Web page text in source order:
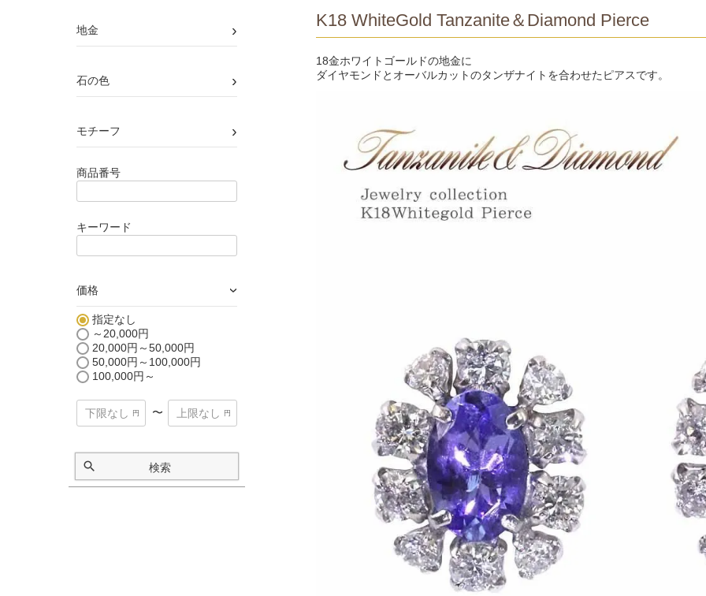
地金 ›
石の色 ›
モチーフ ›
商品番号
キーワード
価格 ›
指定なし
～20,000円
20,000円～50,000円
50,000円～100,000円
100,000円～
〜
検索
K18 WhiteGold Tanzanite＆Diamond Pierce
18金ホワイトゴールドの地金に
ダイヤモンドとオーバルカットのタンザナイトを合わせたピアスです。